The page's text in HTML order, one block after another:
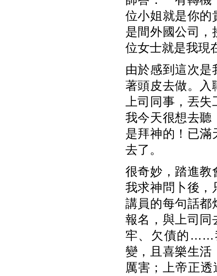
位小姐就是你的
是間外國公司，
位女士就是我現
由於感到這次
著頭皮去做。入
上司同事，丟
我今天很想去聽
是拜神的！已滿
去了。
很奇妙，踏進教
我求神問卜後，
講員的每句話都
報名，與上司同
牢、欠債的……
變，且喜樂生活
厲害；上帝正